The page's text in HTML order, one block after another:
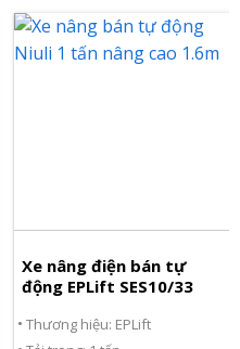
Xe nâng điện bán tự
động EPLift SES10/33
Thương hiệu: EPLift